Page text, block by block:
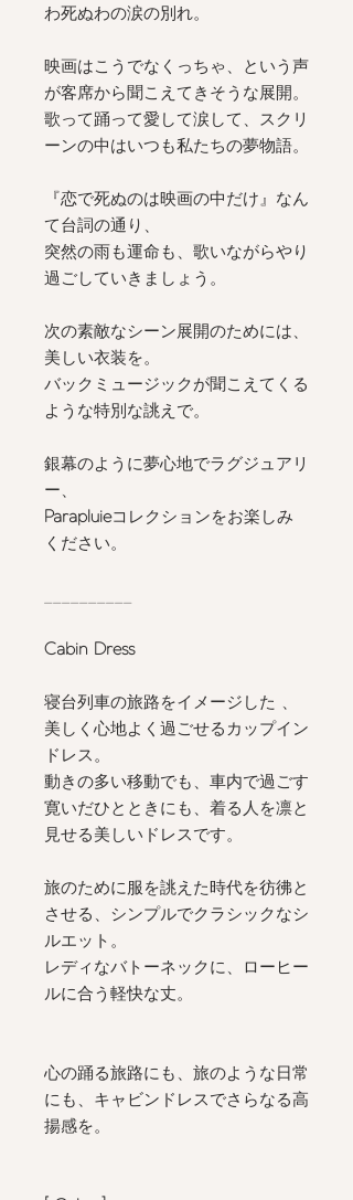
わ死ぬわの涙の別れ。
映画はこうでなくっちゃ、という声
が客席から聞こえてきそうな展開。
歌って踊って愛して涙して、スクリ
ーンの中はいつも私たちの夢物語。
『恋で死ぬのは映画の中だけ』なん
て台詞の通り、
突然の雨も運命も、歌いながらやり
過ごしていきましょう。
次の素敵なシーン展開のためには、
美しい衣装を。
バックミュージックが聞こえてくる
ような特別な誂えで。
銀幕のように夢心地でラグジュアリ
ー、
Parapluieコレクションをお楽しみ
ください。
Cabin Dress
寝台列車の旅路をイメージした 、
美しく心地よく過ごせるカップイン
ドレス。
動きの多い移動でも、車内で過ごす
寛いだひとときにも、着る人を凛と
見せる美しいドレスです。
旅のために服を誂えた時代を彷彿と
させる、シンプルでクラシックなシ
ルエット。
レディなバトーネックに、ローヒー
ルに合う軽快な丈。
心の踊る旅路にも、旅のような日常
にも、キャビンドレスでさらなる高
揚感を。